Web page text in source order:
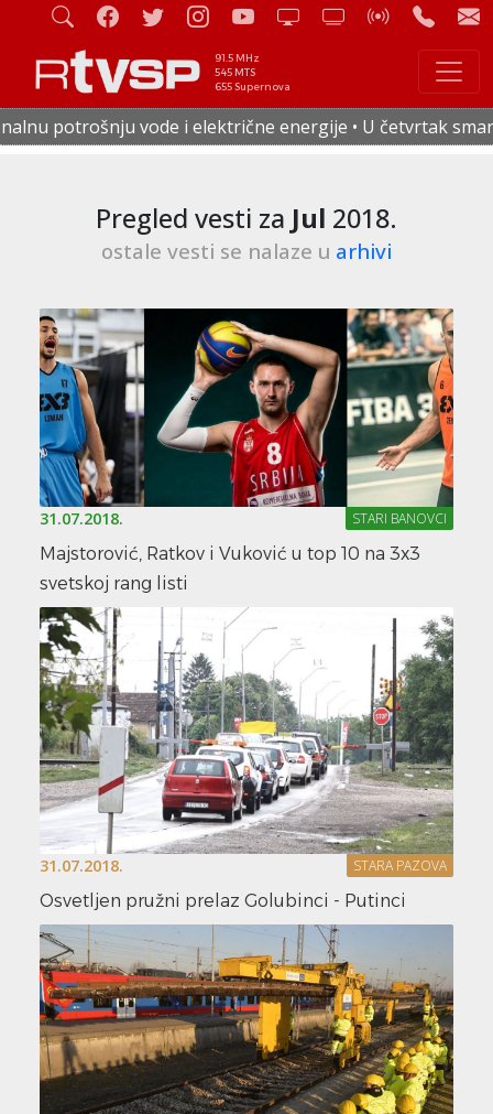
91.5 MHz
545 MTS
655 Supernova
• U četvrtak smanjen pritisak vode u celoj
Pregled vesti za Jul 2018.
ostale vesti se nalaze u arhivi
31.07.2018. STARI BANOVCI
Majstorović, Ratkov i Vuković u top 10 na 3x3
svetskoj rang listi
31.07.2018. STARA PAZOVA
Osvetljen pružni prelaz Golubinci - Putinci